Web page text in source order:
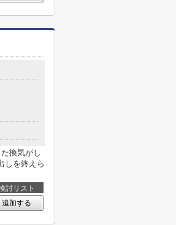
換気がし
しを終えら
討リスト
追加する